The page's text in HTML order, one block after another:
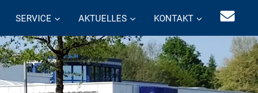
SERVICE AKTUELLES KONTAKT